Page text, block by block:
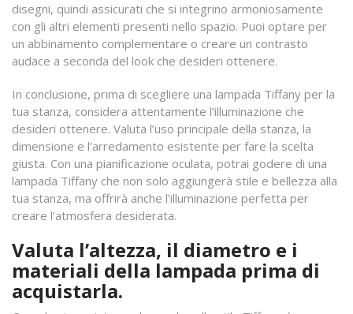
disegni, quindi assicurati che si integrino armoniosamente
con gli altri elementi presenti nello spazio. Puoi optare per
un abbinamento complementare o creare un contrasto
audace a seconda del look che desideri ottenere.
In conclusione, prima di scegliere una lampada Tiffany per la
tua stanza, considera attentamente l’illuminazione che
desideri ottenere. Valuta l’uso principale della stanza, la
dimensione e l’arredamento esistente per fare la scelta
giusta. Con una pianificazione oculata, potrai godere di una
lampada Tiffany che non solo aggiungerà stile e bellezza alla
tua stanza, ma offrirà anche l’illuminazione perfetta per
creare l’atmosfera desiderata.
Valuta l’altezza, il diametro e i
materiali della lampada prima di
acquistarla.